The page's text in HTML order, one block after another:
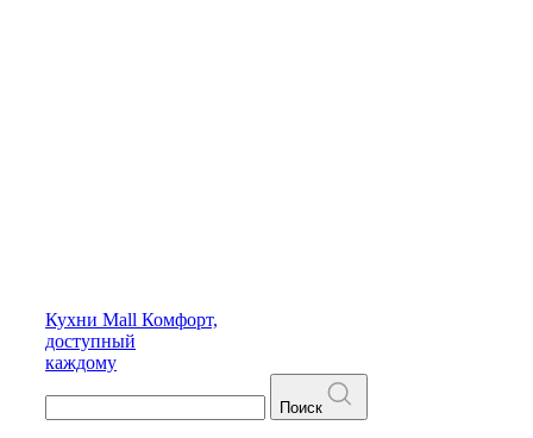
Кухни Mall Комфорт,
доступный
каждому
Поиск